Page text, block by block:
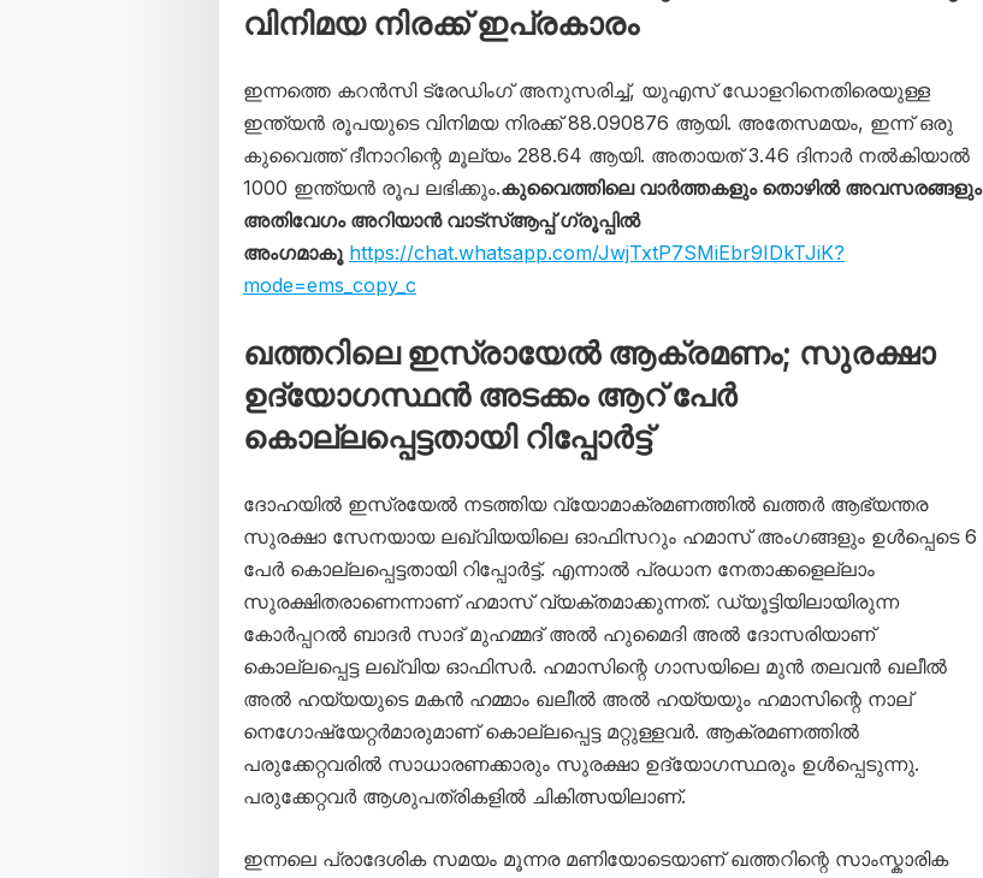
വിനിമയ നിരക്ക് ഇപ്രകാരം
ഇന്നത്തെ കറൻസി ട്രേഡിംഗ് അനുസരിച്ച്, യുഎസ് ഡോളറിനെതിരെയുള്ള
ഇന്ത്യൻ രൂപയുടെ വിനിമയ നിരക്ക് 88.090876 ആയി. അതേസമയം, ഇന്ന് ഒരു
കുവൈത്ത് ദീനാറിന്റെ മൂല്യം 288.64 ആയി. അതായത് 3.46 ദിനാർ നൽകിയാൽ
1000 ഇന്ത്യൻ രൂപ ലഭിക്കും.കുവൈത്തിലെ വാർത്തകളും തൊഴിൽ അവസരങ്ങളും
അതിവേഗം അറിയാൻ വാട്സ്ആപ്പ് ഗ്രൂപ്പിൽ
അംഗമാകൂ https://chat.whatsapp.com/JwjTxtP7SMiEbr9IDkTJiK?
mode=ems_copy_c
ഖത്തറിലെ ഇസ്രായേൽ ആക്രമണം; സുരക്ഷാ
ഉദ്യോഗസ്ഥൻ അടക്കം ആറ് പേർ
കൊല്ലപ്പെട്ടതായി റിപ്പോർട്ട്
ദോഹയിൽ ഇസ്രയേൽ നടത്തിയ വ്യോമാക്രമണത്തിൽ ഖത്തർ ആഭ്യന്തര
സുരക്ഷാ സേനയായ ലഖ്​വിയയിലെ ഓഫിസറും ഹമാസ് അംഗങ്ങളും ഉൾപ്പെടെ 6
പേർ കൊല്ലപ്പെട്ടതായി റിപ്പോർട്ട്. എന്നാൽ പ്രധാന നേതാക്കളെല്ലാം
സുരക്ഷിതരാണെന്നാണ് ഹമാസ് വ്യക്തമാക്കുന്നത്. ഡ്യൂട്ടിയിലായിരുന്ന
കോർപ്പറൽ ബാദർ സാദ് മുഹമ്മദ് അൽ ഹുമൈദി അൽ ദോസരിയാണ്
കൊല്ലപ്പെട്ട ലഖ്​വിയ ഓഫിസർ. ഹമാസിന്റെ ഗാസയിലെ മുൻ തലവൻ ഖലീൽ
അൽ ഹയ്യയുടെ മകൻ ഹമ്മാം ഖലീൽ അൽ ഹയ്യയും ഹമാസിന്റെ നാല്
നെഗോഷ്യേറ്റർമാരുമാണ് കൊല്ലപ്പെട്ട മറ്റുള്ളവർ. ആക്രമണത്തിൽ
പരുക്കേറ്റവരിൽ സാധാരണക്കാരും സുരക്ഷാ ഉദ്യോഗസ്ഥരും ഉൾപ്പെടുന്നു.
പരുക്കേറ്റവർ ആശുപത്രികളിൽ ചികിത്സയിലാണ്.
ഇന്നലെ പ്രാദേശിക സമയം മൂന്നര മണിയോടെയാണ് ഖത്തറിന്റെ സാംസ്കാരിക